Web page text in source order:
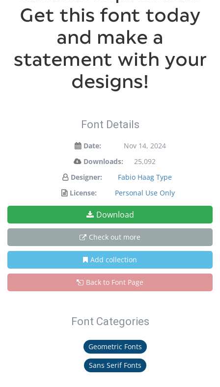
Get this font today
and make a
statement with your
designs!
Font Details
Date:
Nov 14, 2024
Downloads:
25,092
Designer:
Fabio Haag Type
License:
Personal Use Only
Download
Check out more
Add collection
Back to Font Page
Font Categories
Geometric Fonts
Sans Serif Fonts